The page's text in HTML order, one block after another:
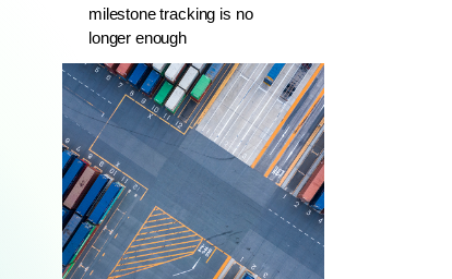
milestone tracking is no
longer enough